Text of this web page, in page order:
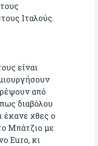
Ιταλούς.
είναι
από
διαβόλου
έκανε χθες ο
Μπάτζιο με
Euro, κι